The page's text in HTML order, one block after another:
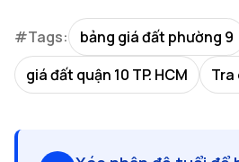
#Tags: bảng giá đất phường 9
giá đất quận 10 TP. HCM
Tra